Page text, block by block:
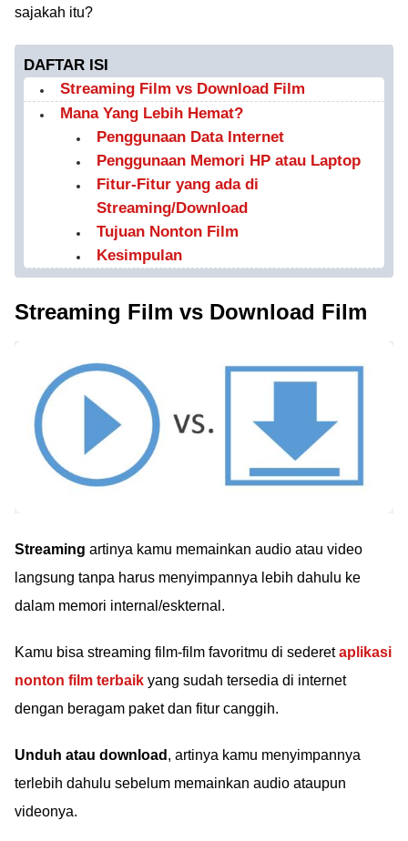
sajakah itu?
DAFTAR ISI
Streaming Film vs Download Film
Mana Yang Lebih Hemat?
Penggunaan Data Internet
Penggunaan Memori HP atau Laptop
Fitur-Fitur yang ada di
Streaming/Download
Tujuan Nonton Film
Kesimpulan
Streaming Film vs Download Film
Streaming artinya kamu memainkan audio atau video
langsung tanpa harus menyimpannya lebih dahulu ke
dalam memori internal/eskternal.
Kamu bisa streaming film-film favoritmu di sederetaplikasi
nonton film terbaik yang sudah tersedia di internet
dengan beragam paket dan fitur canggih.
Unduh atau download , artinya kamu menyimpannya
terlebih dahulu sebelum memainkan audio ataupun
videonya.